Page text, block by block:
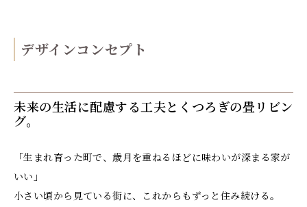
デザインコンセプト
未来の生活に配慮する工夫とくつろぎの畳リビン
グ。
「生まれ育った町で、歳月を重ねるほどに味わいが深まる家が
いい」
小さい頃から見ている街に、これからもずっと住み続ける。